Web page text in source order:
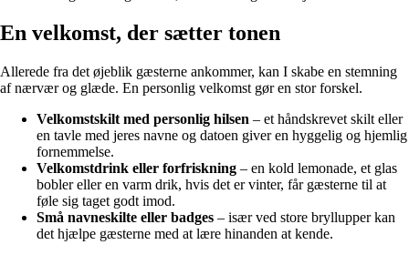
En velkomst, der sætter tonen
Allerede fra det øjeblik gæsterne ankommer, kan I skabe en stemning
af nærvær og glæde. En personlig velkomst gør en stor forskel.
Velkomstskilt med personlig hilsen – et håndskrevet skilt eller
en tavle med jeres navne og datoen giver en hyggelig og hjemlig
fornemmelse.
Velkomstdrink eller forfriskning – en kold lemonade, et glas
bobler eller en varm drik, hvis det er vinter, får gæsterne til at
føle sig taget godt imod.
Små navneskilte eller badges – især ved store bryllupper kan
det hjælpe gæsterne med at lære hinanden at kende.